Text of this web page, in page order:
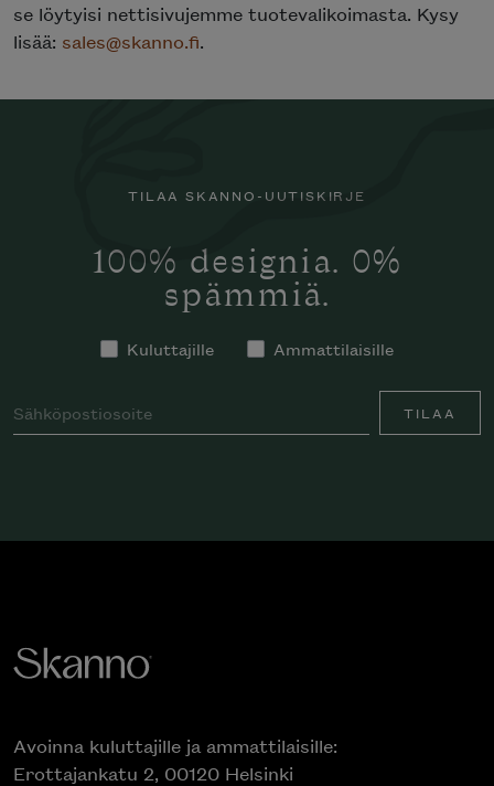
se löytyisi nettisivujemme tuotevalikoimasta. Kysy
lisää: sales@skanno.fi.
TILAA SKANNO-UUTISKIRJE
100% designia. 0%
spämmiä.
Kuluttajille Ammattilaisille
TILAA
Avoinna kuluttajille ja ammattilaisille:
Erottajankatu 2, 00120 Helsinki